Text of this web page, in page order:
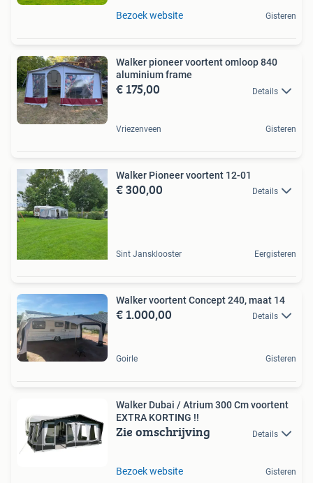
Bezoek website Gisteren
Walker pioneer voortent omloop 840
aluminium frame
€ 175,00 Details
Vriezenveen Gisteren
Walker Pioneer voortent 12-01
€ 300,00 Details
Sint Jansklooster Eergisteren
Walker voortent Concept 240, maat 14
€ 1.000,00 Details
Goirle Gisteren
Walker Dubai / Atrium 300 Cm voortent
EXTRA KORTING !!
Zie omschrijving Details
Bezoek website Gisteren